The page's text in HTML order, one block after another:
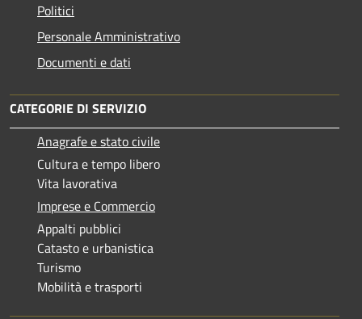
Politici
Personale Amministrativo
Documenti e dati
CATEGORIE DI SERVIZIO
Anagrafe e stato civile
Cultura e tempo libero
Vita lavorativa
Imprese e Commercio
Appalti pubblici
Catasto e urbanistica
Turismo
Mobilità e trasporti